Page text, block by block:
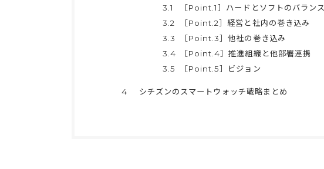
3.1
［Point.1］ハードとソフトのバランス
3.2
［Point.2］経営と社内の巻き込み
3.3
［Point.3］他社の巻き込み
3.4
［Point.4］推進組織と他部署連携
3.5
［Point.5］ビジョン
4 シチズンのスマートウォッチ戦略まとめ